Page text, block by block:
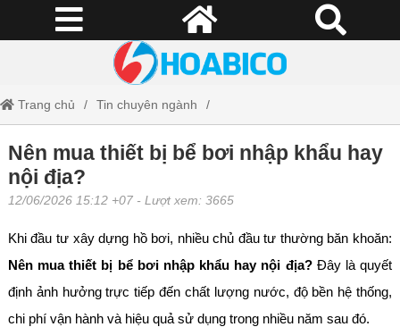
Trang chủ Tin chuyên ngành
Nên mua thiết bị bể bơi nhập khẩu hay nội địa?
Nên mua thiết bị bể bơi nhập khẩu hay
nội địa?
12/06/2026 15:12 +07 - Lượt xem: 3665
Khi đầu tư xây dựng hồ bơi, nhiều chủ đầu tư thường băn khoăn:
Nên mua thiết bị bể bơi nhập khẩu hay nội địa?Đây là quyết
định ảnh hưởng trực tiếp đến chất lượng nước, độ bền hệ thống,
chi phí vận hành và hiệu quả sử dụng trong nhiều năm sau đó.